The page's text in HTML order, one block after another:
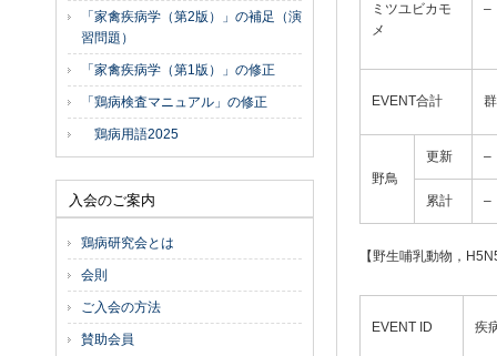
ミツユビカモ
メ
–
EVENT合計
野鳥
更新 –
累計 –
【野生哺乳動物，
EVENT ID 疾
「家禽疾病学（第2版）」の補足（演
習問題）
「家禽疾病学（第1版）」の修正
「鶏病検査マニュアル」の修正
鶏病用語2025
入会のご案内
鶏病研究会とは
会則
ご入会の方法
賛助会員